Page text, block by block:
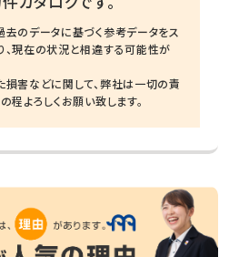
去のデータに基づく参考データをス
、現在の状況と相違する可能性が
損害などに関して、弊社は一切の責
程よろしくお願い致します。